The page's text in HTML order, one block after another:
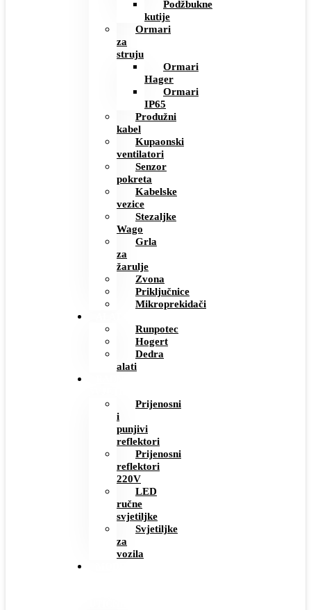
Podžbukne
kutije
Ormari
za
struju
Ormari
Hager
Ormari
IP65
Produžni
kabel
Kupaonski
ventilatori
Senzor
pokreta
Kabelske
vezice
Stezaljke
Wago
Grla
za
žarulje
Zvona
Priključnice
Mikroprekidači
Runpotec
Hogert
Dedra
alati
Prijenosni
i
punjivi
reflektori
Prijenosni
reflektori
220V
LED
ručne
svjetiljke
Svjetiljke
za
vozila